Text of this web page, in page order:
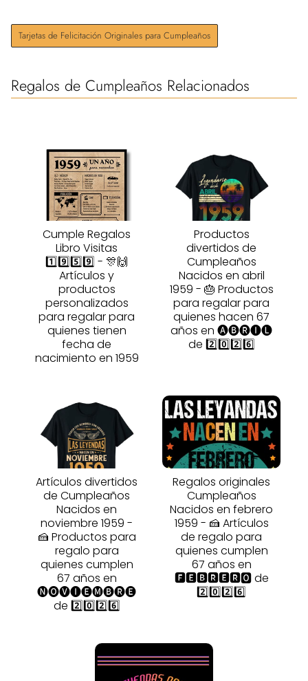
Tarjetas de Felicitación Originales para Cumpleaños
Regalos de Cumpleaños Relacionados
Cumple Regalos
Libro Visitas
1️⃣9️⃣5️⃣9️⃣ - 🎊🙌
Artículos y
productos
personalizados
para regalar para
quienes tienen
fecha de
nacimiento en 1959
Productos
divertidos de
Cumpleaños
Nacidos en abril
1959 - 🎂 Productos
para regalar para
quienes hacen 67
años en 🅐🅑🅡🅘🅛
de 2️⃣0️⃣2️⃣6️⃣
Artículos divertidos
de Cumpleaños
Nacidos en
noviembre 1959 -
🍰 Productos para
regalo para
quienes cumplen
67 años en
🅝🅞🅥🅘🅔🅜🅑🅡🅔
de 2️⃣0️⃣2️⃣6️⃣
Regalos originales
Cumpleaños
Nacidos en febrero
1959 - 🍰 Artículos
de regalo para
quienes cumplen
67 años en
🅵🅴🅱🆁🅴🆁🅾 de
2️⃣0️⃣2️⃣6️⃣